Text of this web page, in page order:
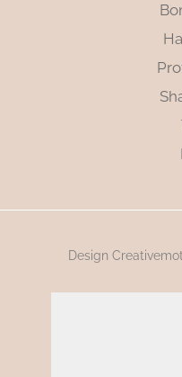
Design